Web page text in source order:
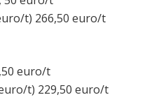
t) 266,50 euro/t
euro/t
t) 229,50 euro/t